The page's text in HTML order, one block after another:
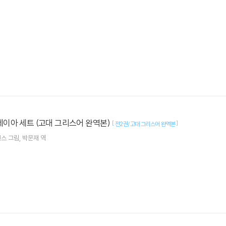
아 세트 (고대 그리스어 완역본) [ 전2권/고대 그리스어 완역본]
그림 박문재 역